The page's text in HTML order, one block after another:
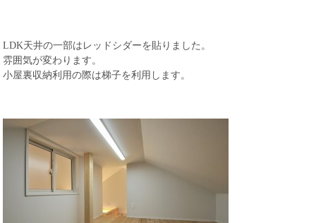
LDK天井の一部はレッドシダーを貼りました。
雰囲気が変わります。
小屋裏収納利用の際は梯子を利用します。